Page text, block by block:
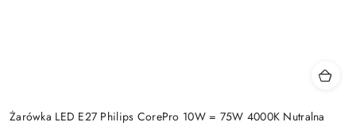
Żarówka LED E27 Philips CorePro 10W = 75W 4000K Nutralna